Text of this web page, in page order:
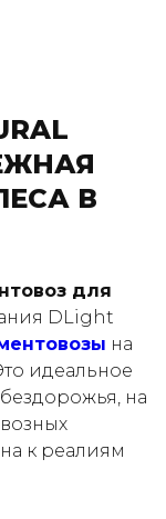
В
для
DLight
на
идеальное
на
к реалиям